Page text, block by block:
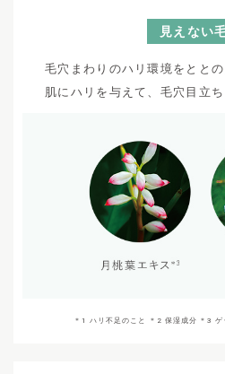
見えない
毛穴まわりのハリ環境をとと
肌にハリを与えて、毛穴目立
＊1 ハリ不足のこと ＊2 保湿成分 ＊3 ゲ